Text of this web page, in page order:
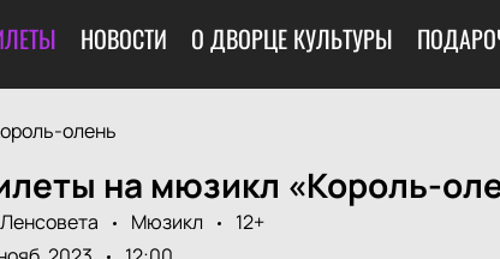
НОВОСТИ О ДВОРЦЕ КУЛЬТУРЫ
олень
на мюзикл «Король-
Мюзикл
12+